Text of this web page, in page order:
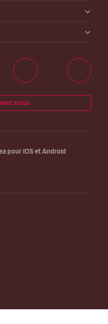
nous
pour iOS et Android